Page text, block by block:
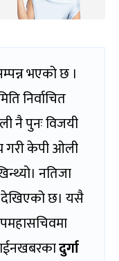
भएको छ ।
निर्वाचित
नै पुनः विजयी
गरी केपी ओली
नतिजा
छ। यसै
दुर्गा